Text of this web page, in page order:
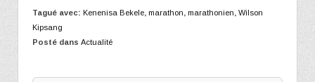
Tagué avec: Kenenisa Bekele marathon marathonien Wilson
Kipsang
Posté dans Actualité